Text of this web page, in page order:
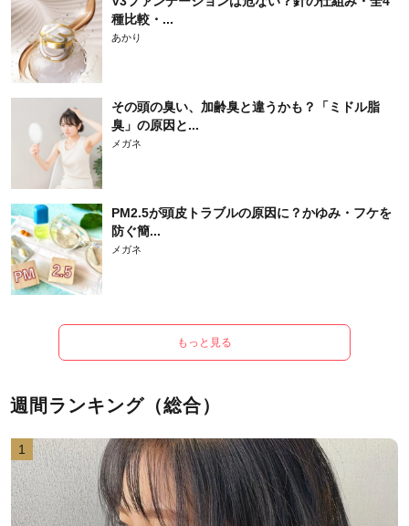
種比較・...
あかり
その頭の臭い、加齢臭と違うかも？「ミドル脂
臭」の原因と...
メガネ
PM2.5が頭皮トラブルの原因に？かゆみ・フケを
防ぐ簡...
メガネ
もっと見る
週間ランキング（総合）
1